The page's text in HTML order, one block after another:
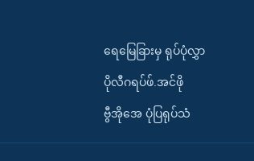
ရေမြေခြားမှ ရုပ်ပုံလွှာ
ပိုလီဂရပ်ဖ်.အင်ဖို
ဗွီအိုအေ ပုံပြရုပ်သံ